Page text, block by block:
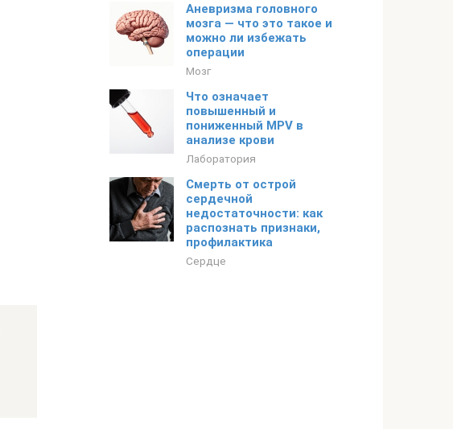
Аневризма головного
мозга — что это такое и
можно ли избежать
операции
Мозг
Что означает
повышенный и
пониженный MPV в
анализе крови
Лаборатория
Смерть от острой
сердечной
недостаточности: как
распознать признаки,
профилактика
Сердце